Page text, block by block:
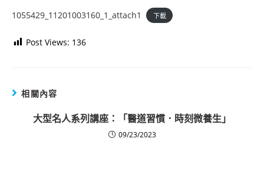
1055429_11201003160_1_attach1 下載
Post Views: 136
相關內容
大型名人系列講座：「醫道習慣．時刻微養生」
09/23/2023